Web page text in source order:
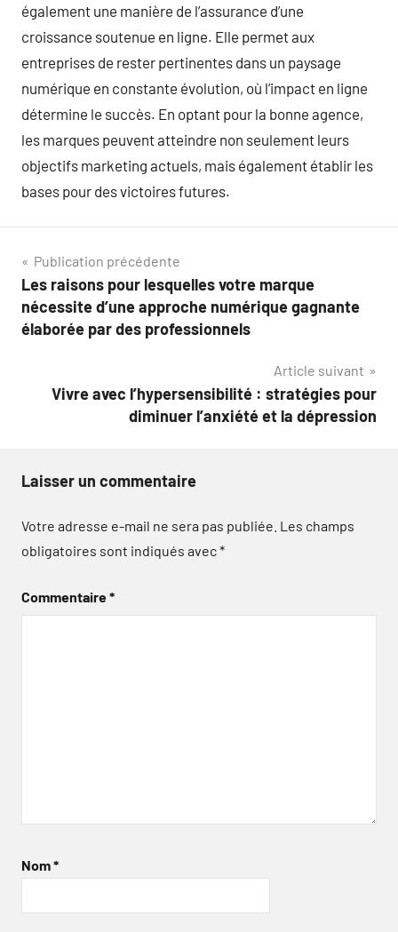
également une manière de l’assurance d’une
croissance soutenue en ligne. Elle permet aux
entreprises de rester pertinentes dans un paysage
numérique en constante évolution, où l’impact en ligne
détermine le succès. En optant pour la bonne agence,
les marques peuvent atteindre non seulement leurs
objectifs marketing actuels, mais également établir les
bases pour des victoires futures.
Navigation
de
l’article
Publication précédente
Les raisons pour lesquelles votre marque
nécessite d’une approche numérique gagnante
élaborée par des professionnels
Article suivant
Vivre avec l’hypersensibilité : stratégies pour
diminuer l’anxiété et la dépression
Laisser un commentaire
Votre adresse e-mail ne sera pas publiée. Les champs
obligatoires sont indiqués avec*
Commentaire*
Nom*